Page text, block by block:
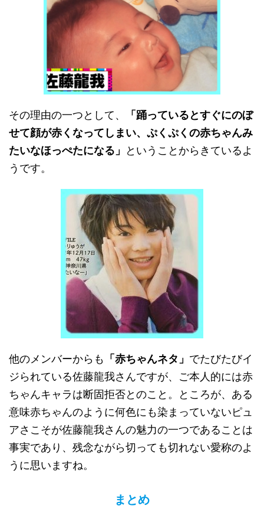
その理由の一つとして、
「踊っているとすぐにのぼ
せて顔が赤くなってしまい、ぷくぷくの赤ちゃんみ
たいなほっぺたになる」
ということからきているよ
うです。
他のメンバーからも 「赤ちゃんネタ」 でたびたびイ
ジられている佐藤龍我さんですが、ご本人的には赤
ちゃんキャラは断固拒否とのこと。ところが、ある
意味赤ちゃんのように何色にも染まっていないピュ
アさこそが佐藤龍我さんの魅力の一つであることは
事実であり、残念ながら切っても切れない愛称のよ
うに思いますね。
まとめ